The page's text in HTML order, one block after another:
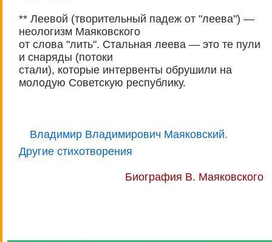
** Леевой (творительный падеж от "леева") —
неологизм Маяковского
от слова "лить". Стальная леева — это те пули
и снаряды (потоки
стали), которые интервенты обрушили на
молодую Советскую республику.
Владимир Владимирович Маяковский.
Другие стихотворения
Биография В. Маяковского